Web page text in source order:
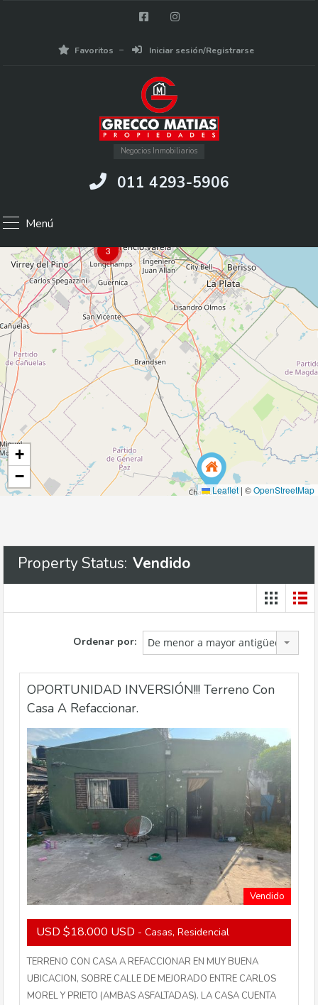
Favoritos Iniciar sesión/Registrarse
Negocios Inmobiliarios
011 4293-5906
Menú
3
+
−
Leaflet | ©OpenStreetMap
Property Status: Vendido
Ordenar por: De menor a mayor antigüedad
OPORTUNIDAD INVERSIÓN!!! Terreno Con
Casa A Refaccionar.
Vendido
USD $18.000 USD - Casas, Residencial
TERRENO CON CASA A REFACCIONAR EN MUY BUENA
UBICACION, SOBRE CALLE DE MEJORADO ENTRE CARLOS
MOREL Y PRIETO (AMBAS ASFALTADAS). LA CASA CUENTA